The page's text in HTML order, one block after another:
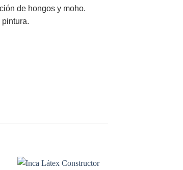
de hongos y moho.